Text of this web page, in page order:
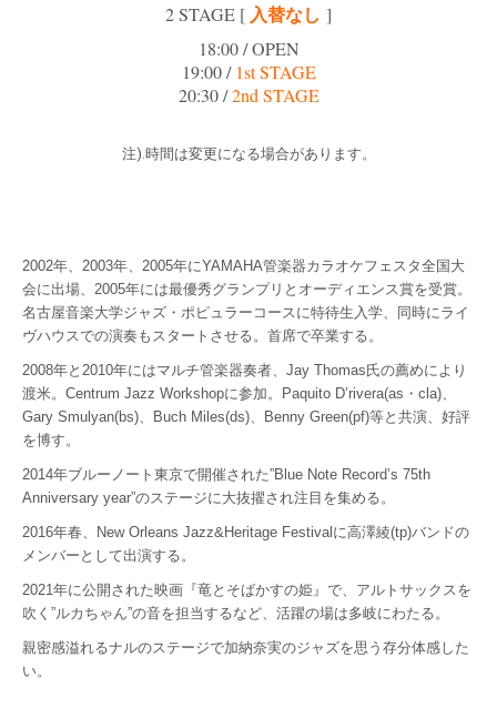
2 STAGE [ 入替なし ]
18:00 / OPEN
19:00 / 1st STAGE
20:30 /2nd STAGE
注).時間は変更になる場合があります。
2002年、2003年、2005年にYAMAHA管楽器カラオケフェスタ全国大
会に出場、2005年には最優秀グランプリとオーディエンス賞を受賞。
名古屋音楽大学ジャズ・ポピュラーコースに特待生入学、同時にライ
ヴハウスでの演奏もスタートさせる。首席で卒業する。
2008年と2010年にはマルチ管楽器奏者、Jay Thomas氏の薦めにより
渡米。Centrum Jazz Workshopに参加。Paquito D’rivera(as・cla)、
Gary Smulyan(bs)、Buch Miles(ds)、Benny Green(pf)等と共演、好評
を博す。
2014年ブルーノート東京で開催された”Blue Note Record’s 75th
Anniversary year”のステージに大抜擢され注目を集める。
2016年春、New Orleans Jazz&Heritage Festivalに高澤綾(tp)バンドの
メンバーとして出演する。
2021年に公開された映画『竜とそばかすの姫』で、アルトサックスを
吹く”ルカちゃん”の音を担当するなど、活躍の場は多岐にわたる。
親密感溢れるナルのステージで加納奈実のジャズを思う存分体感した
い。